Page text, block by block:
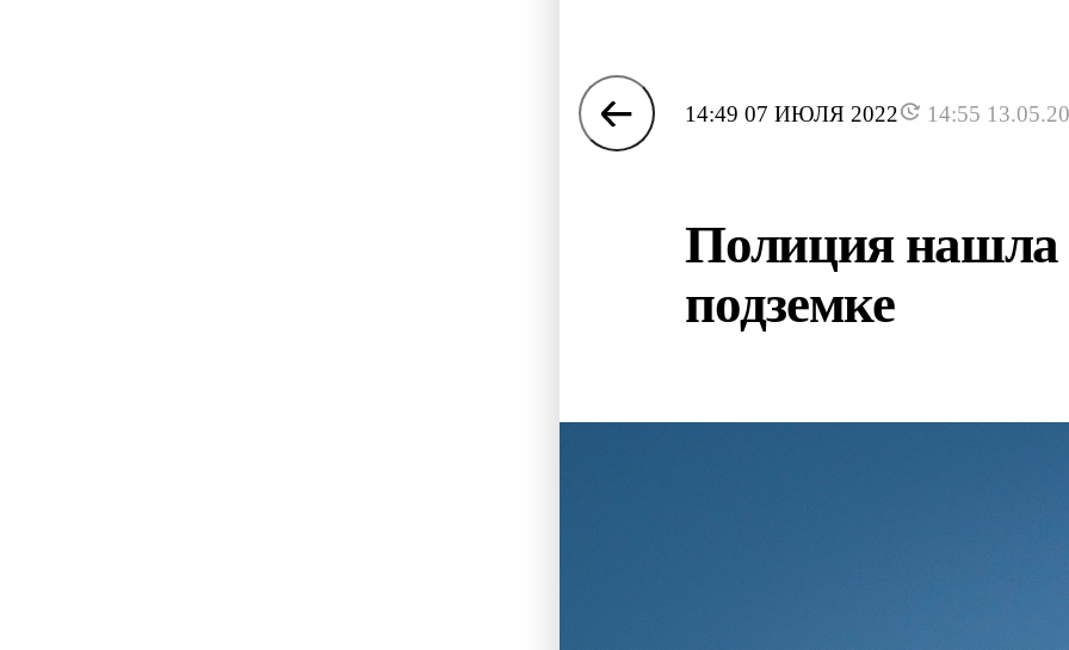
14:49 07 ИЮЛЯ 2022 14:55
Полиция нашла
подземке